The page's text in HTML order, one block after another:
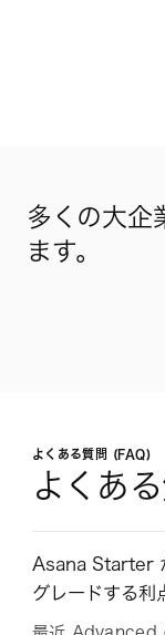
多くの大企
ます。
よくある質問 (FAQ)
よくあ
Asana Starter
グレードする利